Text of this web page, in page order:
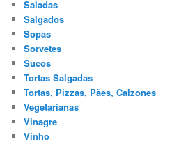
Saladas
Salgados
Sopas
Sorvetes
Sucos
Tortas Salgadas
Tortas, Pizzas, Pães, Calzones
Vegetarianas
Vinagre
Vinho